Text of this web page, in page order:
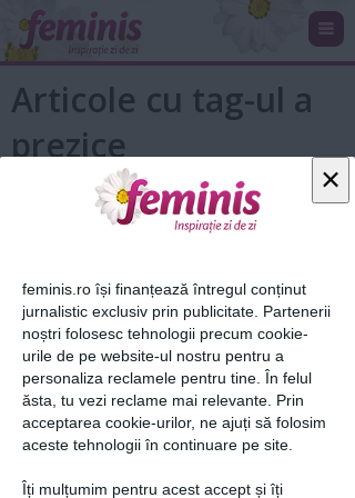
×
feminis.ro își finanțează întregul conținut
jurnalistic exclusiv prin publicitate. Partenerii
noștri folosesc tehnologii precum cookie-
urile de pe website-ul nostru pentru a
personaliza reclamele pentru tine. În felul
ăsta, tu vezi reclame mai relevante. Prin
acceptarea cookie-urilor, ne ajuți să folosim
aceste tehnologii în continuare pe site.
Îți mulțumim pentru acest accept și îți
Articole cu tag-ul a
prezice
Astronomia si matematica
21 ian 2012